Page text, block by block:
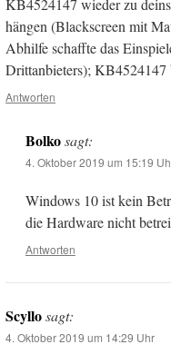
KB4524147 wieder zu
hängen (Blackscreen mit
Abhilfe schaffte das
Drittanbieters); KB4524147
Antworten
Bolko sagt:
4. Oktober 2019 um 15:19
Windows 10 ist kein
die Hardware nicht
Antworten
Scyllosagt:
4. Oktober 2019 um 14:29 Uhr